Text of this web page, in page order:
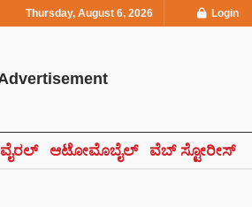
Thursday, August 6, 2026 Login
ವೈರಲ್ ಆಟೋಮೊಬೈಲ್ ವೆಬ್ ಸ್ಟೋರೀಸ್